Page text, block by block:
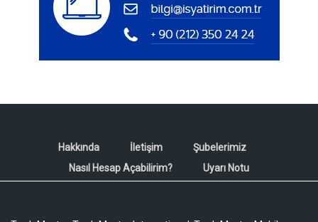
Hakkında İletişim
Şubelerimiz
Nasıl Hesap Açabilirim?
Uyarı Notu